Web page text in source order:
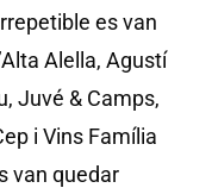
es van
Alella, Agustí
Juvé & Camps,
i Vins Família
van quedar